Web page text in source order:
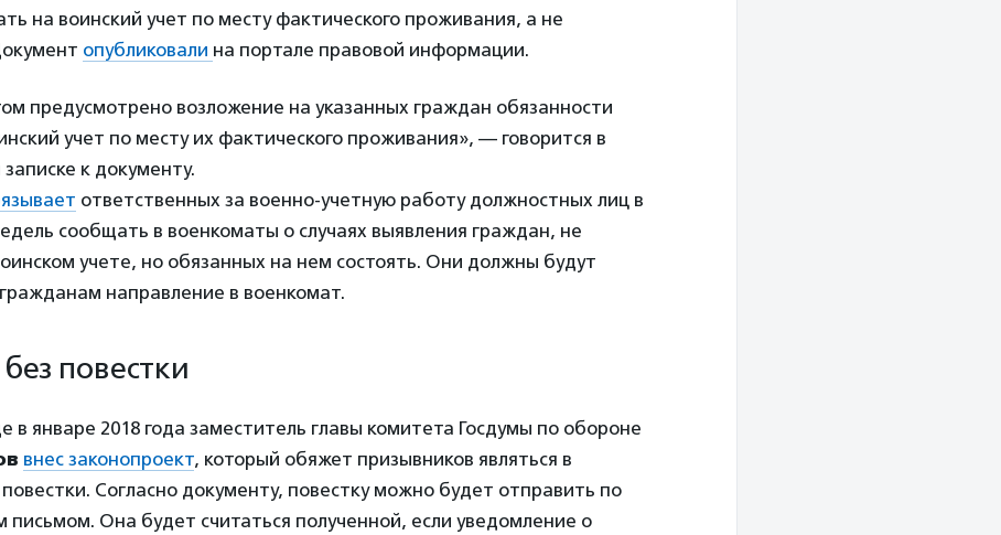
на воинский учет по месту фактического проживания, а не
опубликовали на портале правовой информации.
предусмотрено возложение на указанных граждан обязанности
учет по месту их фактического проживания», — говорится в
к документу.
ответственных за военно-учетную работу должностных лиц в
сообщать в военкоматы о случаях выявления граждан, не
учете, но обязанных на нем состоять. Они должны будут
направление в военкомат.
повестки
в январе 2018 года заместитель главы комитета Госдумы по обороне
внес законопроект, который обяжет призывников являться в
Согласно документу, повестку можно будет отправить по
письмом. Она будет считаться полученной, если уведомление о